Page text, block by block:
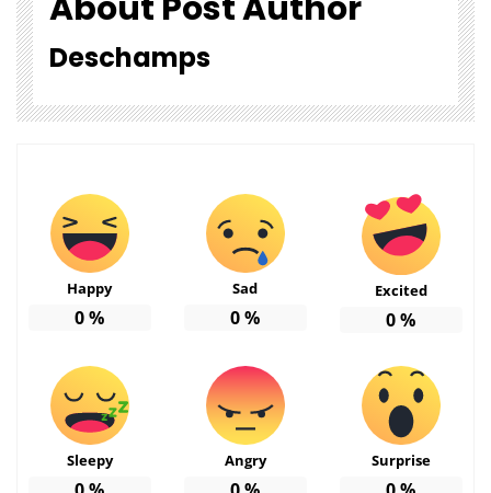
Deschamps
Happy
0%
Sad
0%
Excited
0%
Sleepy Angry Surprise